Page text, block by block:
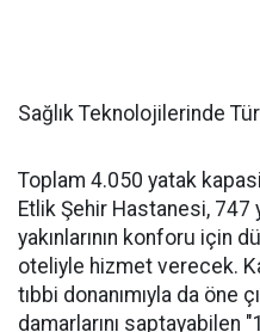
Sağlık Teknolojilerinde
Toplam 4.050 yatak
Etlik Şehir Hastanesi, 747
yakınlarının konforu için
oteliyle hizmet verecek.
tıbbi donanımıyla da öne
damarlarını saptayabilen